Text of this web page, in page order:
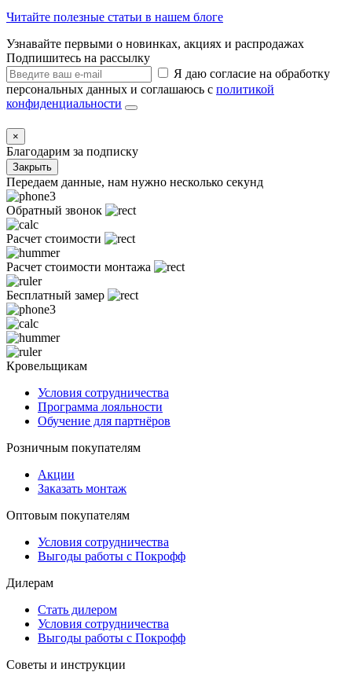
Читайте полезные статьи в нашем блоге
Узнавайте первыми о новинках, акциях и распродажах
Подпишитесь на рассылку
Я даю согласие на обработку
персональных данных и соглашаюсь с политикой
конфиденциальности
×
Благодарим за подписку
Закрыть
Передаем данные, нам нужно несколько секунд
Обратный звонок
Расчет стоимости
Расчет стоимости монтажа
Бесплатный замер
Кровельщикам
Условия сотрудничества
Программа лояльности
Обучение для партнёров
Розничным покупателям
Акции
Заказать монтаж
Оптовым покупателям
Условия сотрудничества
Выгоды работы с Покрофф
Дилерам
Стать дилером
Условия сотрудничества
Выгоды работы с Покрофф
Советы и инструкции